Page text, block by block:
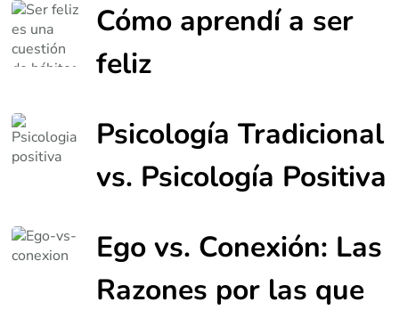
Cómo aprendí a ser
feliz
Psicología Tradicional
vs. Psicología Positiva
Ego vs. Conexión: Las
Razones por las que